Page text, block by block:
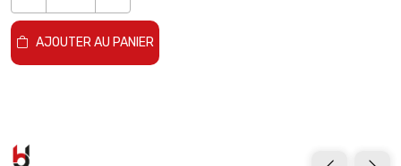
AJOUTER AU PANIER